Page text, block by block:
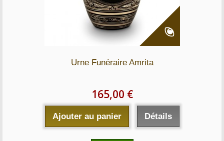
Urne Funéraire Amrita
165,00 €
Ajouter au panier Détails